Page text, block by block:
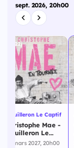
sept. 2026, 20h00
222j
Mouilleron Le Captif
Christophe Mae -
Mouilleron Le
Captif - 19 mars
19 mars 2027, 20h00